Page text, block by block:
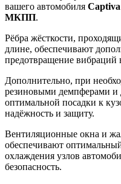
вашего автомобиля
МКПП.
Рёбра жёсткости,
длине, обеспечивают
предотвращение вибраций
Дополнительно, при
резиновыми демпферами и
оптимальной посадки к
надёжность и защиту.
Вентиляционные окна и
обеспечивают
охлаждения узлов
безопасность.